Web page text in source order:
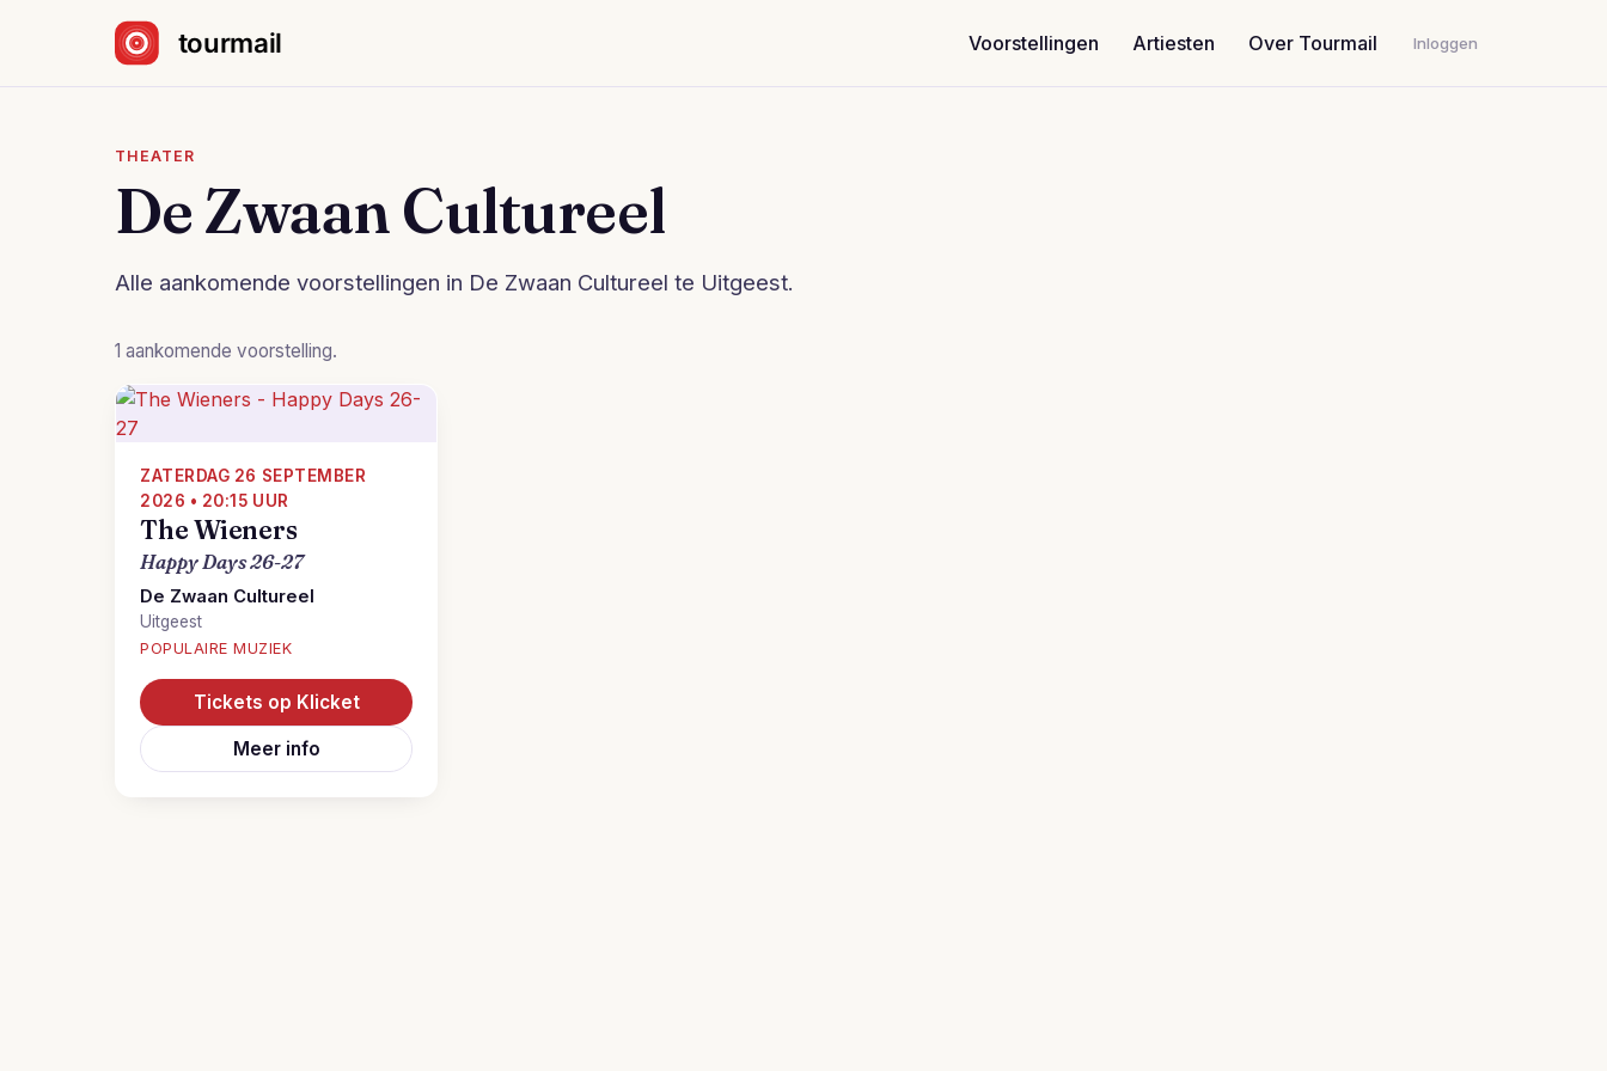
Voorstellingen
Artiesten Over Tourmail Inloggen
THEATER
De Zwaan Cultureel
Alle aankomende voorstellingen in De Zwaan Cultureel te Uitgeest.
1 aankomende voorstelling.
ZATERDAG 26 SEPTEMBER
2026 • 20:15 UUR
The Wieners
Happy Days 26-27
De Zwaan Cultureel
Uitgeest
POPULAIRE MUZIEK
Tickets op Klicket
Meer info